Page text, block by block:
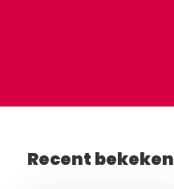
Recent bekeken